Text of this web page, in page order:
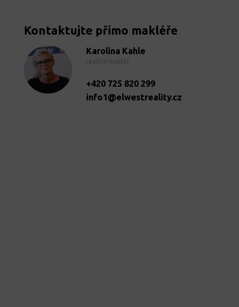
Kontaktujte přímo makléře
Karolina Kahle
+420 725 820 299
info1@elwestreality.cz